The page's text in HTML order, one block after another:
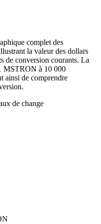
complet des
la valeur des dollars
de conversion courants. La
MSTRON à 10 000
ainsi de comprendre
de change